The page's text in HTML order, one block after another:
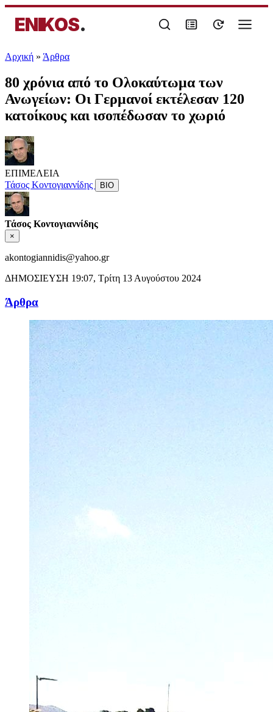
ENIKOS.
Αρχική » Άρθρα
80 χρόνια από το Ολοκαύτωμα των
Ανωγείων: Οι Γερμανοί εκτέλεσαν 120
κατοίκους και ισοπέδωσαν το χωριό
ΕΠΙΜΕΛΕΙΑ
Τάσος Κοντογιαννίδης
ΒΙΟ
Τάσος Κοντογιαννίδης
×
akontogiannidis@yahoo.gr
ΔΗΜΟΣΙΕΥΣΗ 19:07, Τρίτη 13 Αυγούστου 2024
Άρθρα